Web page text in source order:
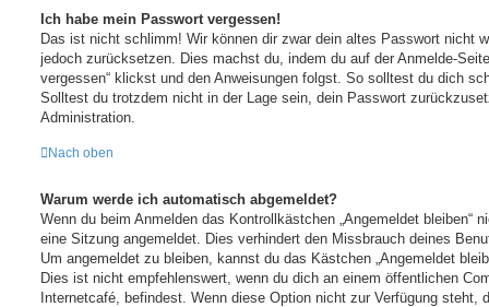
Ich habe mein Passwort vergessen!
Das ist nicht schlimm! Wir können dir zwar dein altes Passwort nicht
jedoch zurücksetzen. Dies machst du, indem du auf der Anmelde-
vergessen“ klickst und den Anweisungen folgst. So solltest du dich
Solltest du trotzdem nicht in der Lage sein, dein Passwort
Administration.
Nach oben
Warum werde ich automatisch abgemeldet?
Wenn du beim Anmelden das Kontrollkästchen „Angemeldet bleiben“
eine Sitzung angemeldet. Dies verhindert den Missbrauch deines
Um angemeldet zu bleiben, kannst du das Kästchen „Angemeldet
Dies ist nicht empfehlenswert, wenn du dich an einem öffentlichen
Internetcafé, befindest. Wenn diese Option nicht zur Verfügung steht,